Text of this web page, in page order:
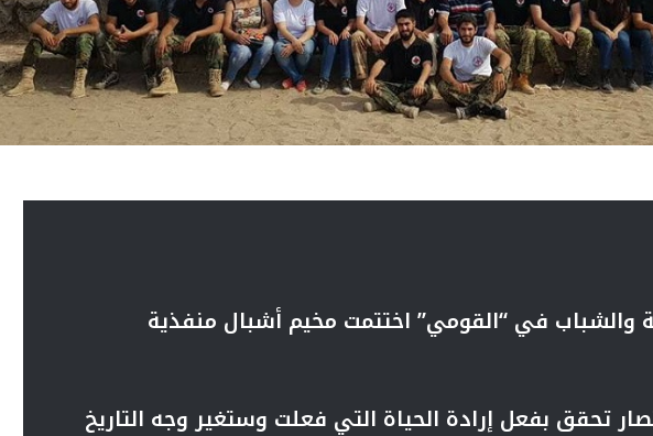
والشباب في “القومي” اختتمت مخيم أشبال منفذية
تحقق بفعل إرادة الحياة التي فعلت وستغير وجه التاريخ